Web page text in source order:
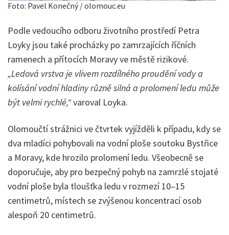
Foto: Pavel Konečný / olomouc.eu
Podle vedoucího odboru životního prostředí Petra
Loyky jsou také procházky po zamrzajících říčních
ramenech a přítocích Moravy ve městě rizikové.
„Ledová vrstva je vlivem rozdílného proudění vody a
kolísání vodní hladiny různě silná a prolomení ledu může
být velmi rychlé,“varoval Loyka.
Olomoučtí strážnici ve čtvrtek vyjížděli k případu, kdy se
dva mladíci pohybovali na vodní ploše soutoku Bystřice
a Moravy, kde hrozilo prolomení ledu. Všeobecně se
doporučuje, aby pro bezpečný pohyb na zamrzlé stojaté
vodní ploše byla tloušťka ledu v rozmezí 10–15
centimetrů, místech se zvýšenou koncentrací osob
alespoň 20 centimetrů.